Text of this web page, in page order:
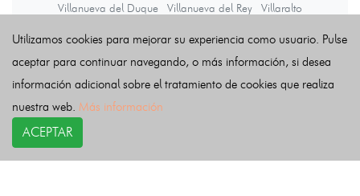
Villanueva del Duque
Villanueva del Rey
Villaralto
Villaviciosa de Córdoba
Últimas noticias
Utilizamos cookies para mejorar su experiencia como usuario. Pulse
aceptar para continuar navegando, o más información, si desea
información adicional sobre el tratamiento de cookies que realiza
nuestra web. Más información
ACEPTAR